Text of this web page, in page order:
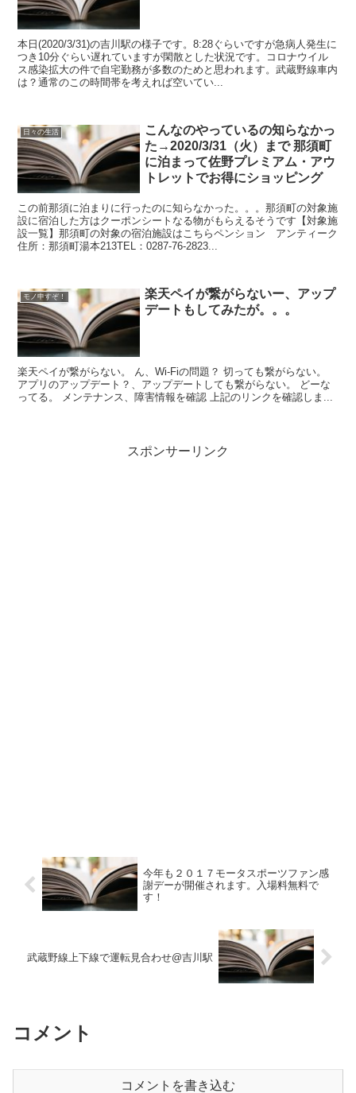
本日(2020/3/31)の吉川駅の様子です。8:28ぐらいですが急病人発生に
つき10分ぐらい遅れていますが閑散とした状況です。コロナウイル
ス感染拡大の件で自宅勤務が多数のためと思われます。武蔵野線車内
は？通常のこの時間帯を考えれば空いてい...
日々の生活
こんなのやっているの知らなかっ
た→2020/3/31（火）まで 那須町
に泊まって佐野プレミアム・アウ
トレットでお得にショッピング
この前那須に泊まりに行ったのに知らなかった。。。那須町の対象施
設に宿泊した方はクーポンシートなる物がもらえるそうです【対象施
設一覧】那須町の対象の宿泊施設はこちらペンション アンティーク
住所：那須町湯本213TEL：0287-76-2823...
モノ申すぞ！
楽天ペイが繋がらないー、アップ
デートもしてみたが。。。
楽天ペイが繋がらない。 ん、Wi-Fiの問題？ 切っても繋がらない。
アプリのアップデート？、アップデートしても繋がらない。 どーな
ってる。 メンテナンス、障害情報を確認 上記のリンクを確認しま...
スポンサーリンク
今年も２０１７モータスポーツファン感
謝デーが開催されます。入場料無料で
す！
武蔵野線上下線で運転見合わせ@吉川駅
コメント
コメントを書き込む